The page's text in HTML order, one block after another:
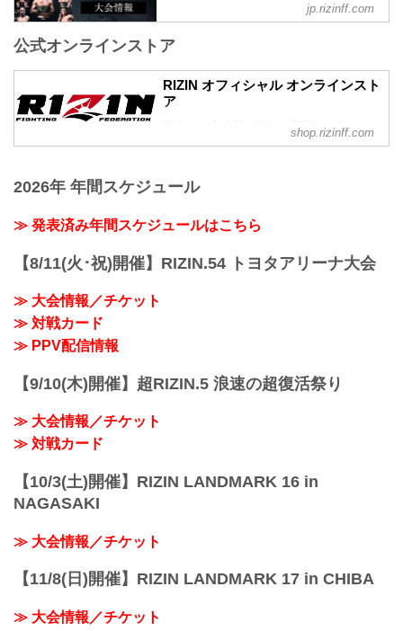
5/22（金）更新
決定！
5/23（土）10時よりチケット追加販売が
RIZIN FIGHTING FEDERATION オフィシ
ャルサイト
LANDMARK 14 in SENDAIのチケット追
追加販売は、明日5月23日（土）10時より
受付スタート！完売でチケットを手に入
の...
jp.rizinff.com
公式オンラインストア
RIZIN オフィシャル オンラインスト
ア
日本の総合格闘技団体「RIZIN（ライジ
ン）」の公式グッズ販売店。大会やイベ
shop.rizinff.com
2026年 年間スケジュール
≫ 発表済み年間スケジュールはこちら
【8/11(火･祝)開催】RIZIN.54 トヨタアリーナ大会
≫ 大会情報／チケット
≫ 対戦カード
≫ PPV配信情報
【9/10(木)開催】超RIZIN.5 浪速の超復活祭り
≫ 大会情報／チケット
≫ 対戦カード
【10/3(土)開催】RIZIN LANDMARK 16 in
NAGASAKI
≫ 大会情報／チケット
【11/8(日)開催】RIZIN LANDMARK 17 in CHIBA
≫ 大会情報／チケット